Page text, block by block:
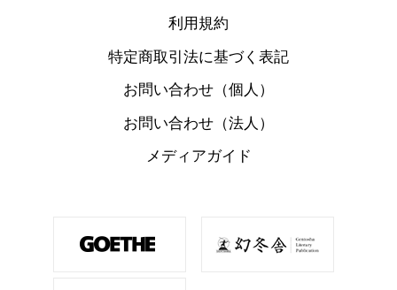
利用規約
特定商取引法に基づく表記
お問い合わせ（個人）
お問い合わせ（法人）
メディアガイド